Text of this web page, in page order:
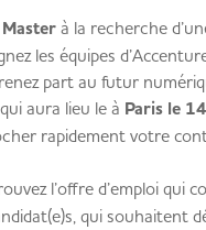
à la recherche
les équipes
part au futur
aura lieu le à Paris le
rapidement votre
l’offre d’emploi qui
qui souhaitent